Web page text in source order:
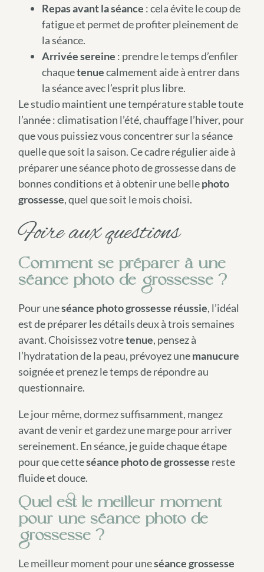
Repas avant la séance : cela évite le coup de
fatigue et permet de profiter pleinement de
la séance.
Arrivée sereine : prendre le temps d’enfiler
chaquetenuecalmement aide à entrer dans
la séance avec l’esprit plus libre.
Le studio maintient une température stable toute
l’année : climatisation l’été, chauffage l’hiver, pour
que vous puissiez vous concentrer sur la séance
quelle que soit la saison. Ce cadre régulier aide à
préparer une séance photo de grossesse dans de
bonnes conditions et à obtenir une bellephoto
grossesse, quel que soit le mois choisi.
Foire aux questions
Comment se préparer à une
séance photo de grossesse ?
Pour uneséance photo grossesse réussie, l’idéal
est de préparer les détails deux à trois semaines
avant. Choisissez votretenue, pensez à
l’hydratation de la peau, prévoyez unemanucure
soignée et prenez le temps de répondre au
questionnaire.
Le jour même, dormez suffisamment, mangez
avant de venir et gardez une marge pour arriver
sereinement. En séance, je guide chaque étape
pour que cetteséance photo de grossesse reste
fluide et douce.
Quel est le meilleur moment
pour une séance photo de
grossesse ?
Le meilleur moment pour uneséance grossesse